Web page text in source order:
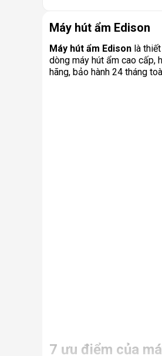
Máy hút ẩm Edison
Máy hút ẩm Edison là
dòng máy hút ẩm cao cấp,
hãng, bảo hành 24 tháng
7 ưu điểm của